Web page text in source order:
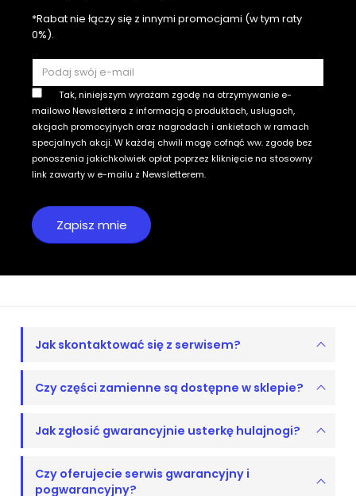
*Rabat nie łączy się z innymi promocjami (w tym raty
0%).
Tak, niniejszym wyrażam zgodę na otrzymywanie e-
mailowo Newslettera z informacją o produktach, usługach,
akcjach promocyjnych oraz nagrodach i ankietach w ramach
specjalnych akcji. W każdej chwili mogę cofnąć ww. zgodę bez
ponoszenia jakichkolwiek opłat poprzez kliknięcie na stosowny
link zawarty w e-mailu z Newsletterem.
Jak skontaktować się z serwisem?
Czy części zamienne są dostępne w sklepie?
Jak zgłosić gwarancyjnie usterkę hulajnogi?
Czy oferujecie serwis gwarancyjny i
pogwarancyjny?